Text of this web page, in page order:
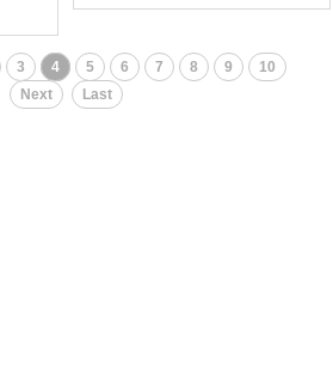
3 4 5 6 7 8 9
10
Next
Last